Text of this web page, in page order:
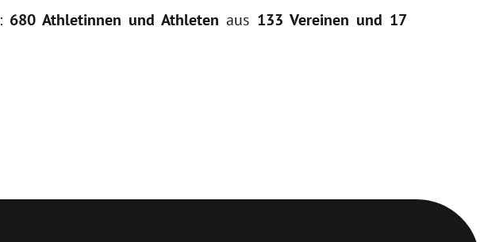
680 Athletinnen und Athleten aus 133 Vereinen und 17